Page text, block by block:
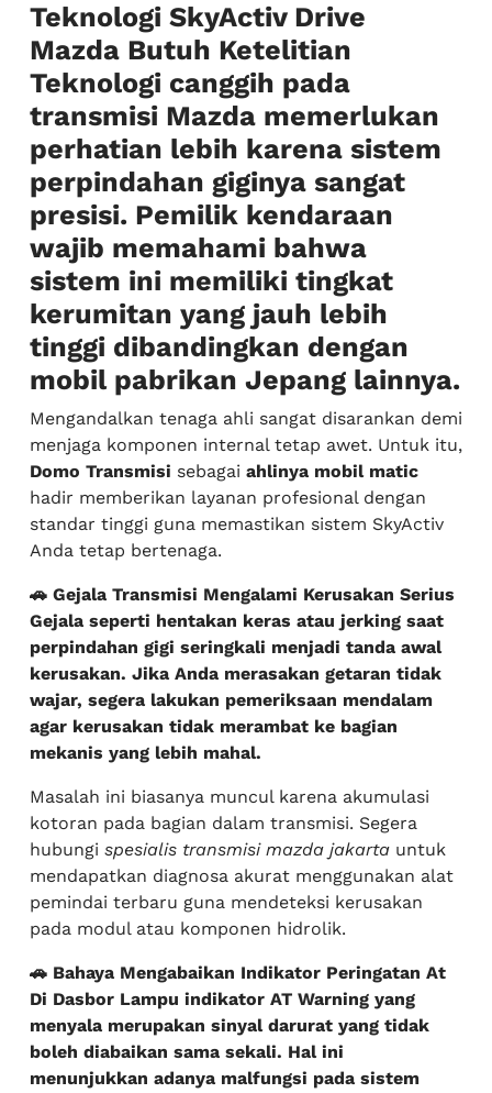
Teknologi SkyActiv Drive
Mazda Butuh Ketelitian
Teknologi canggih pada
transmisi Mazda memerlukan
perhatian lebih karena sistem
perpindahan giginya sangat
presisi. Pemilik kendaraan
wajib memahami bahwa
sistem ini memiliki tingkat
kerumitan yang jauh lebih
tinggi dibandingkan dengan
mobil pabrikan Jepang lainnya.
Mengandalkan tenaga ahli sangat disarankan demi
menjaga komponen internal tetap awet. Untuk itu,
Domo Transmisi sebagai ahlinya mobil matic
hadir memberikan layanan profesional dengan
standar tinggi guna memastikan sistem SkyActiv
Anda tetap bertenaga.
🚗 Gejala Transmisi Mengalami Kerusakan Serius
Gejala seperti hentakan keras atau jerking saat
perpindahan gigi seringkali menjadi tanda awal
kerusakan. Jika Anda merasakan getaran tidak
wajar, segera lakukan pemeriksaan mendalam
agar kerusakan tidak merambat ke bagian
mekanis yang lebih mahal.
Masalah ini biasanya muncul karena akumulasi
kotoran pada bagian dalam transmisi. Segera
hubungi spesialis transmisi mazda jakarta untuk
mendapatkan diagnosa akurat menggunakan alat
pemindai terbaru guna mendeteksi kerusakan
pada modul atau komponen hidrolik.
🚗 Bahaya Mengabaikan Indikator Peringatan At
Di Dasbor Lampu indikator AT Warning yang
menyala merupakan sinyal darurat yang tidak
boleh diabaikan sama sekali. Hal ini
menunjukkan adanya malfungsi pada sistem